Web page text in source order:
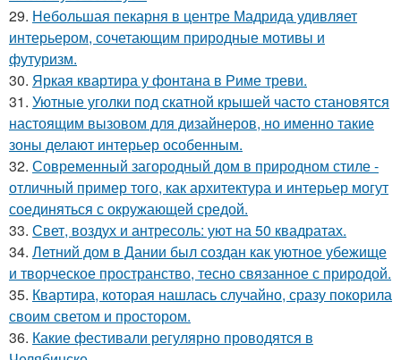
29. Небольшая пекарня в центре Мадрида удивляет
интерьером, сочетающим природные мотивы и
футуризм.
30. Яркая квартира у фонтана в Риме треви.
31. Уютные уголки под скатной крышей часто становятся
настоящим вызовом для дизайнеров, но именно такие
зоны делают интерьер особенным.
32. Современный загородный дом в природном стиле -
отличный пример того, как архитектура и интерьер могут
соединяться с окружающей средой.
33. Свет, воздух и антресоль: уют на 50 квадратах.
34. Летний дом в Дании был создан как уютное убежище
и творческое пространство, тесно связанное с природой.
35. Квартира, которая нашлась случайно, сразу покорила
своим светом и простором.
36. Какие фестивали регулярно проводятся в